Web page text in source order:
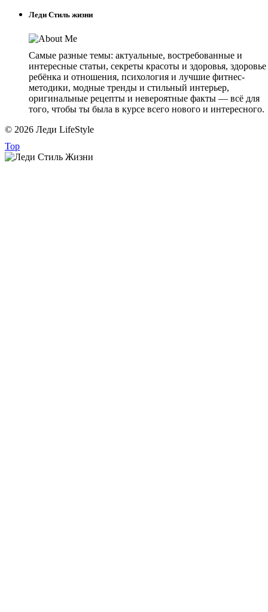
Леди Стиль жизни
Самые разные темы: актуальные, востребованные и
интересные статьи, секреты красоты и здоровья, здоровье
ребёнка и отношения, психология и лучшие фитнес-
методики, модные тренды и стильный интерьер,
оригинальные рецепты и невероятные факты — всё для
того, чтобы ты была в курсе всего нового и интересного.
© 2026 Леди LifeStyle
Top